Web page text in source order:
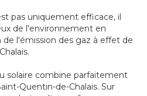
pas uniquement efficace, il
de l'environnement en
l'émission des gaz à effet de
solaire combine parfaitement
Quentin-de-Chalais. Sur